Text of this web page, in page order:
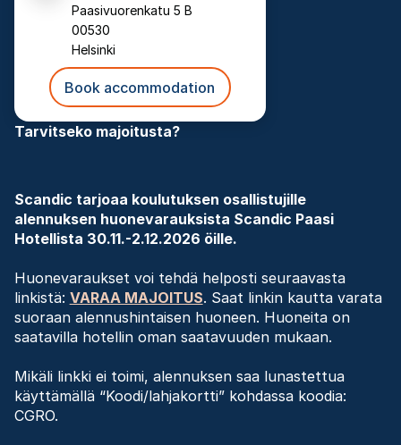
Paasivuorenkatu 5 B
00530
Helsinki
Book accommodation
Tarvitseko majoitusta?
Scandic tarjoaa koulutuksen osallistujille
alennuksen huonevarauksista Scandic Paasi
Hotellista 30.11.-2.12.2026 öille.
Huonevaraukset voi tehdä helposti seuraavasta
linkistä: VARAA MAJOITUS. Saat linkin kautta varata
suoraan alennushintaisen huoneen. Huoneita on
saatavilla hotellin oman saatavuuden mukaan.
Mikäli linkki ei toimi, alennuksen saa lunastettua
käyttämällä “Koodi/lahjakortti” kohdassa koodia:
CGRO.